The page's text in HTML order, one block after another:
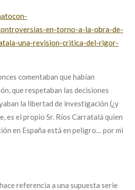
en-torno-a-la-obra-de-
una-revision-critica-del-rigor-
comentaban que habían
que respetaban las decisiones
la libertad de investigación (¿y
es el propio Sr. Ríos Carratalá quien
en España está en peligro… por mi
referencia a una supuesta serie